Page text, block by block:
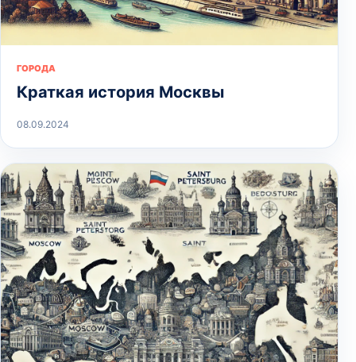
ГОРОДА
Краткая история Москвы
08.09.2024